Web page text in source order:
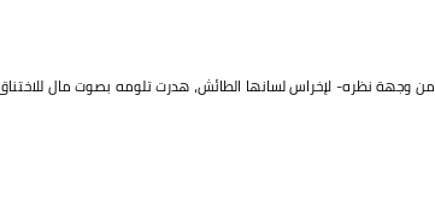
وجهة نظره- لإخراس لسانها الطائش، هدرت تلومه بصوت مال